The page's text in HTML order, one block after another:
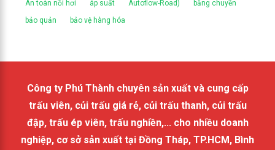
An toàn nồi hơi
áp suất Autoflow-Road)
băng chuyền
bảo quản
bảo vệ hàng hóa
Công ty Phú Thành chuyên sản xuất và cung cấp
trấu viên, củi trấu giá rẻ, củi trấu thanh, củi trấu
đập, trấu ép viên, trấu nghiền,... cho nhiều doanh
nghiệp, cơ sở sản xuất tại Đồng Tháp, TP.HCM, Bình